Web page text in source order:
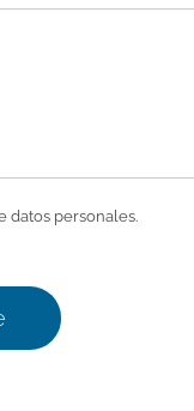
datos personales.